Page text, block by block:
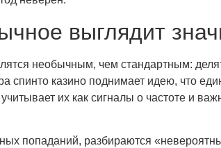
выглядит
необычным, чем стандартным:
спинто казино поднимает идею, что
их как сигналы о частоте и
попаданий, разбираются